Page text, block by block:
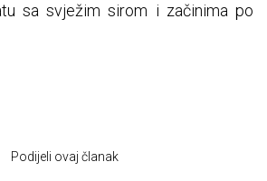
sa svježim sirom i začinima po
Podijeli ovaj članak